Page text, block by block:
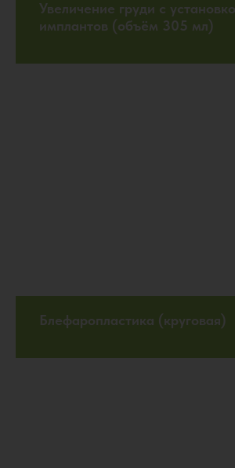
Увеличение груди с
имплантов (объём 305 мл)
Блефаропластика (круговая)